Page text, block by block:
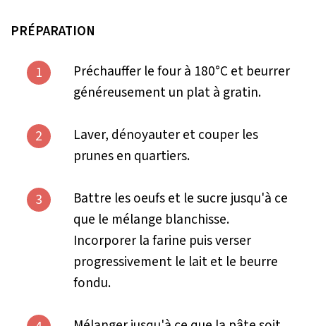
PRÉPARATION
1
Préchauffer le four à 180°C et beurrer
généreusement un plat à gratin.
2
Laver, dénoyauter et couper les
prunes en quartiers.
3
Battre les oeufs et le sucre jusqu'à ce
que le mélange blanchisse.
Incorporer la farine puis verser
progressivement le lait et le beurre
fondu.